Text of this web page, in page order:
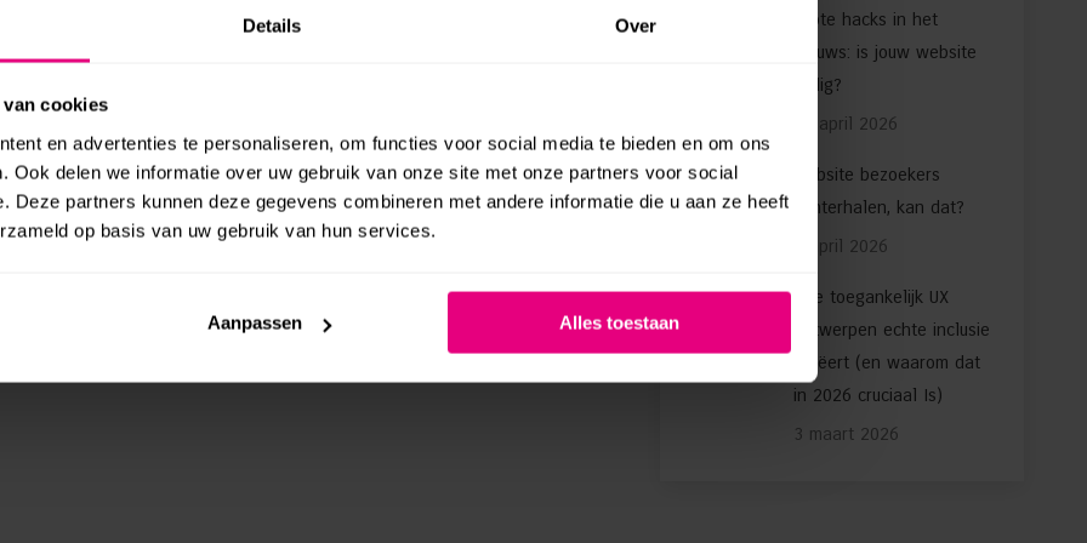
Details Over
cookies
en advertenties te personaliseren, om functies voor social media te bieden en om ons
Ook delen we informatie over uw gebruik van onze site met onze partners voor social
Deze partners kunnen deze gegevens combineren met andere informatie die u aan ze heeft
op basis van uw gebruik van hun services.
Aanpassen Alles toestaan
betaalt zich terug
wel wat centen. Bedenk alleen goed dat het jou tijd en frustraties
werk, namelijk jouw klanten bedienen. Daarnaast is de aanwezige
als een auto die je voor een APK naar de garage brengt. Hierin
wel zelf sleutelen en er komen problemen, dan is de kans groot dat
doet kun je sparren over de werking, inrichting en functionaliteiten
geld op. Zo heb je jouw investering met gemak terugverdiend door
Grote hacks in het
nieuws: is jouw website
veilig?
24 april 2026
Website bezoekers
achterhalen, kan dat?
4 april 2026
Hoe toegankelijk UX
ontwerpen echte inclusie
creëert (en waarom dat
in 2026 cruciaal Is)
3 maart 2026